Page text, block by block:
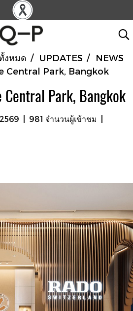
งหมด UPDATES
NEWS
Central Park, Bangkok
Central Park, Bangkok
981 จำนวนผู้เข้าชม